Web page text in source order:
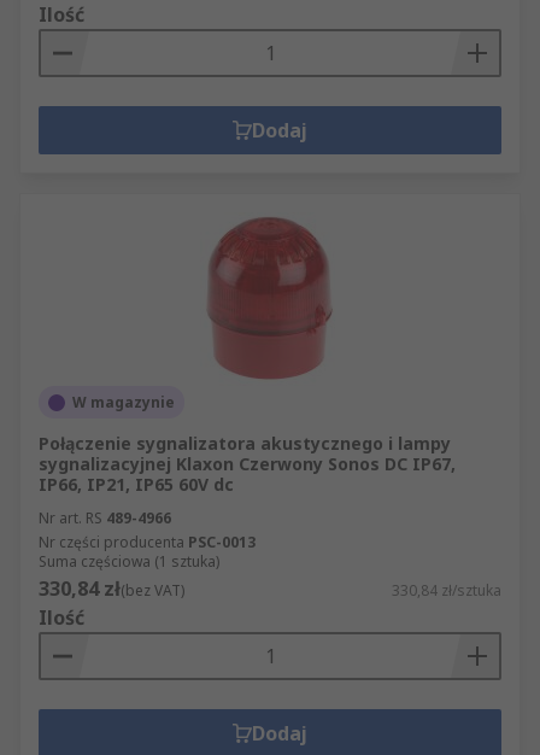
Ilość
Dodaj
W magazynie
Połączenie sygnalizatora akustycznego i lampy
sygnalizacyjnej Klaxon Czerwony Sonos DC IP67,
IP66, IP21, IP65 60V dc
Nr art. RS 489-4966
Nr części producenta PSC-0013
Suma częściowa (1 sztuka)
330,84 zł(bez VAT) 330,84 zł/sztuka
Ilość
Dodaj